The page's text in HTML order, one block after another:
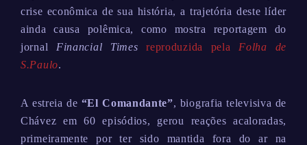
crise econômica de sua história, a trajetória deste líder
ainda causa polêmica, como mostra reportagem do
jornal Financial Times reproduzida pela Folha de
S.Paulo.
A estreia de “El Comandante”, biografia televisiva de
Chávez em 60 episódios, gerou reações acaloradas,
primeiramente por ter sido mantida fora do ar na